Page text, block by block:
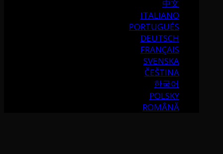
中文
ITALIANO
PORTUGUÉS
DEUTSCH
FRANÇAIS
SVENSKA
ČEŠTINA
한국어
POLSKY
ROMÂNĂ